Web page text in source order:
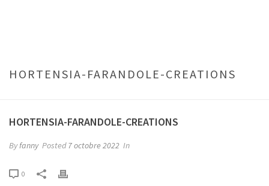
HORTENSIA-FARANDOLE-CREATIONS
HORTENSIA-FARANDOLE-CREATIONS
Byfanny Posted7 octobre 2022 In
0